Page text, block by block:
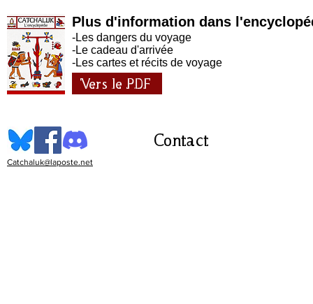
Plus d'information dans
-Les dangers du voyage
-Le cadeau d'arrivée
-Les cartes et récits de voyage
Vers le PDF
Contact
Catchaluk@laposte.net